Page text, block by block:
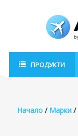
AvioStore
Авиационен
магазин
ПРОДУКТИ
Начало/ Марки/